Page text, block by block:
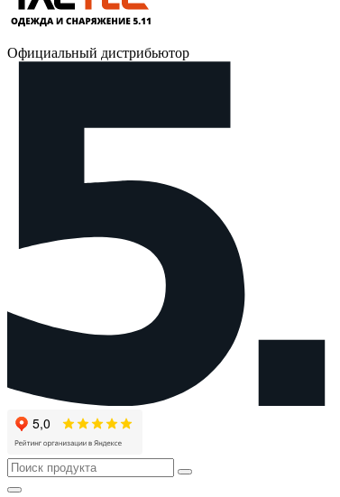
Официальный дистрибьютор